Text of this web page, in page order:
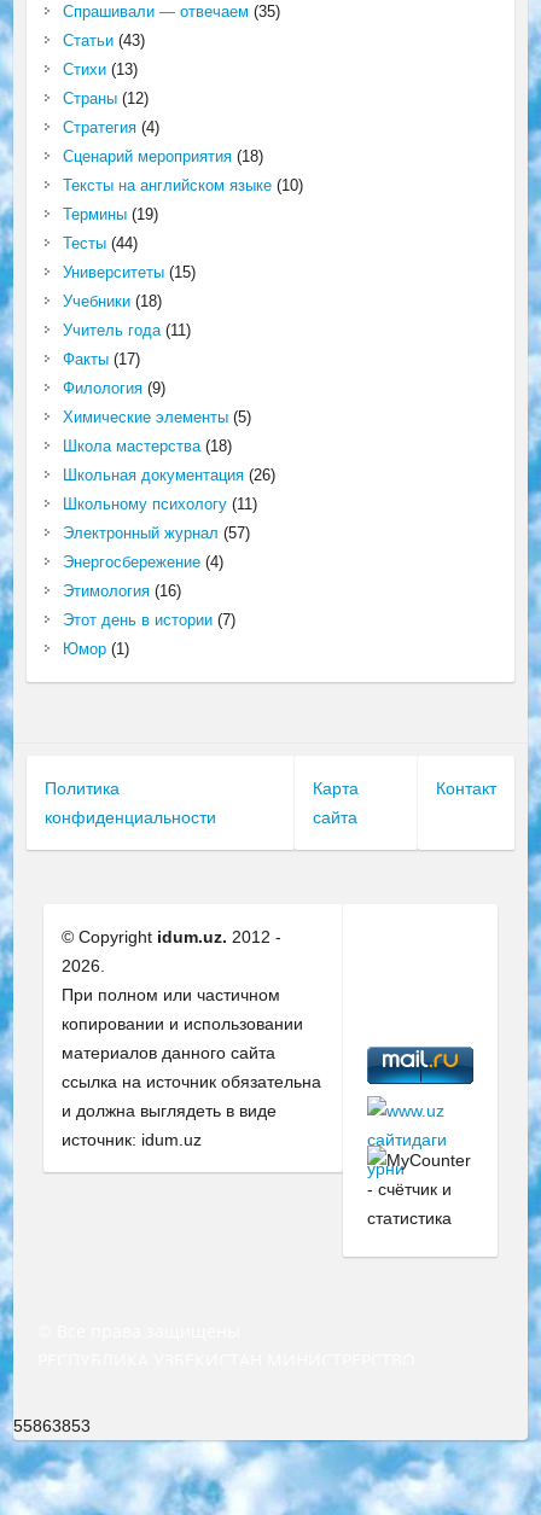
Спрашивали — отвечаем (35)
Статьи(43)
Стихи(13)
Страны(12)
Стратегия(4)
Сценарий мероприятия(18)
Тексты на английском языке(10)
Термины(19)
Тесты(44)
Университеты(15)
Учебники(18)
Учитель года(11)
Факты(17)
Филология(9)
Химические элементы(5)
Школа мастерства(18)
Школьная документация(26)
Школьному психологу(11)
Электронный журнал (57)
Энергосбережение(4)
Этимология(16)
Этот день в истории(7)
Юмор(1)
Политика
конфиденциальности
Карта
сайта
Контакт
© Copyright idum.uz. 2012 -
2026.
При полном или частичном
копировании и использовании
материалов данного сайта
ссылка на источник обязательна
и должна выглядеть в виде
источник: idum.uz
55863853